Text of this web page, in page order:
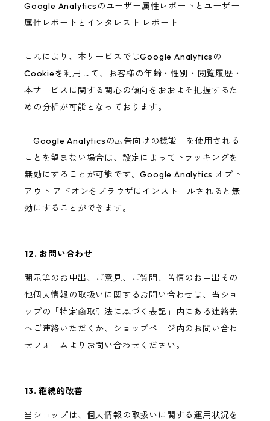
Google Analyticsのユーザー属性レポートとユーザー
属性レポートとインタレスト レポート
これにより、本サービスではGoogle Analyticsの
Cookieを利用して、お客様の年齢・性別・閲覧履歴・
本サービスに関する関心の傾向をおおよそ把握するた
めの分析が可能となっております。
「Google Analyticsの広告向けの機能」を使用される
ことを望まない場合は、設定によってトラッキングを
無効にすることが可能です。Google Analytics オプト
アウト アドオンをブラウザにインストールされると無
効にすることができます。
12. お問い合わせ
開示等のお申出、ご意見、ご質問、苦情のお申出その
他個人情報の取扱いに関するお問い合わせは、当ショ
ップの「特定商取引法に基づく表記」内にある連絡先
へご連絡いただくか、ショップページ内のお問い合わ
せフォームよりお問い合わせください。
13. 継続的改善
当ショップは、個人情報の取扱いに関する運用状況を